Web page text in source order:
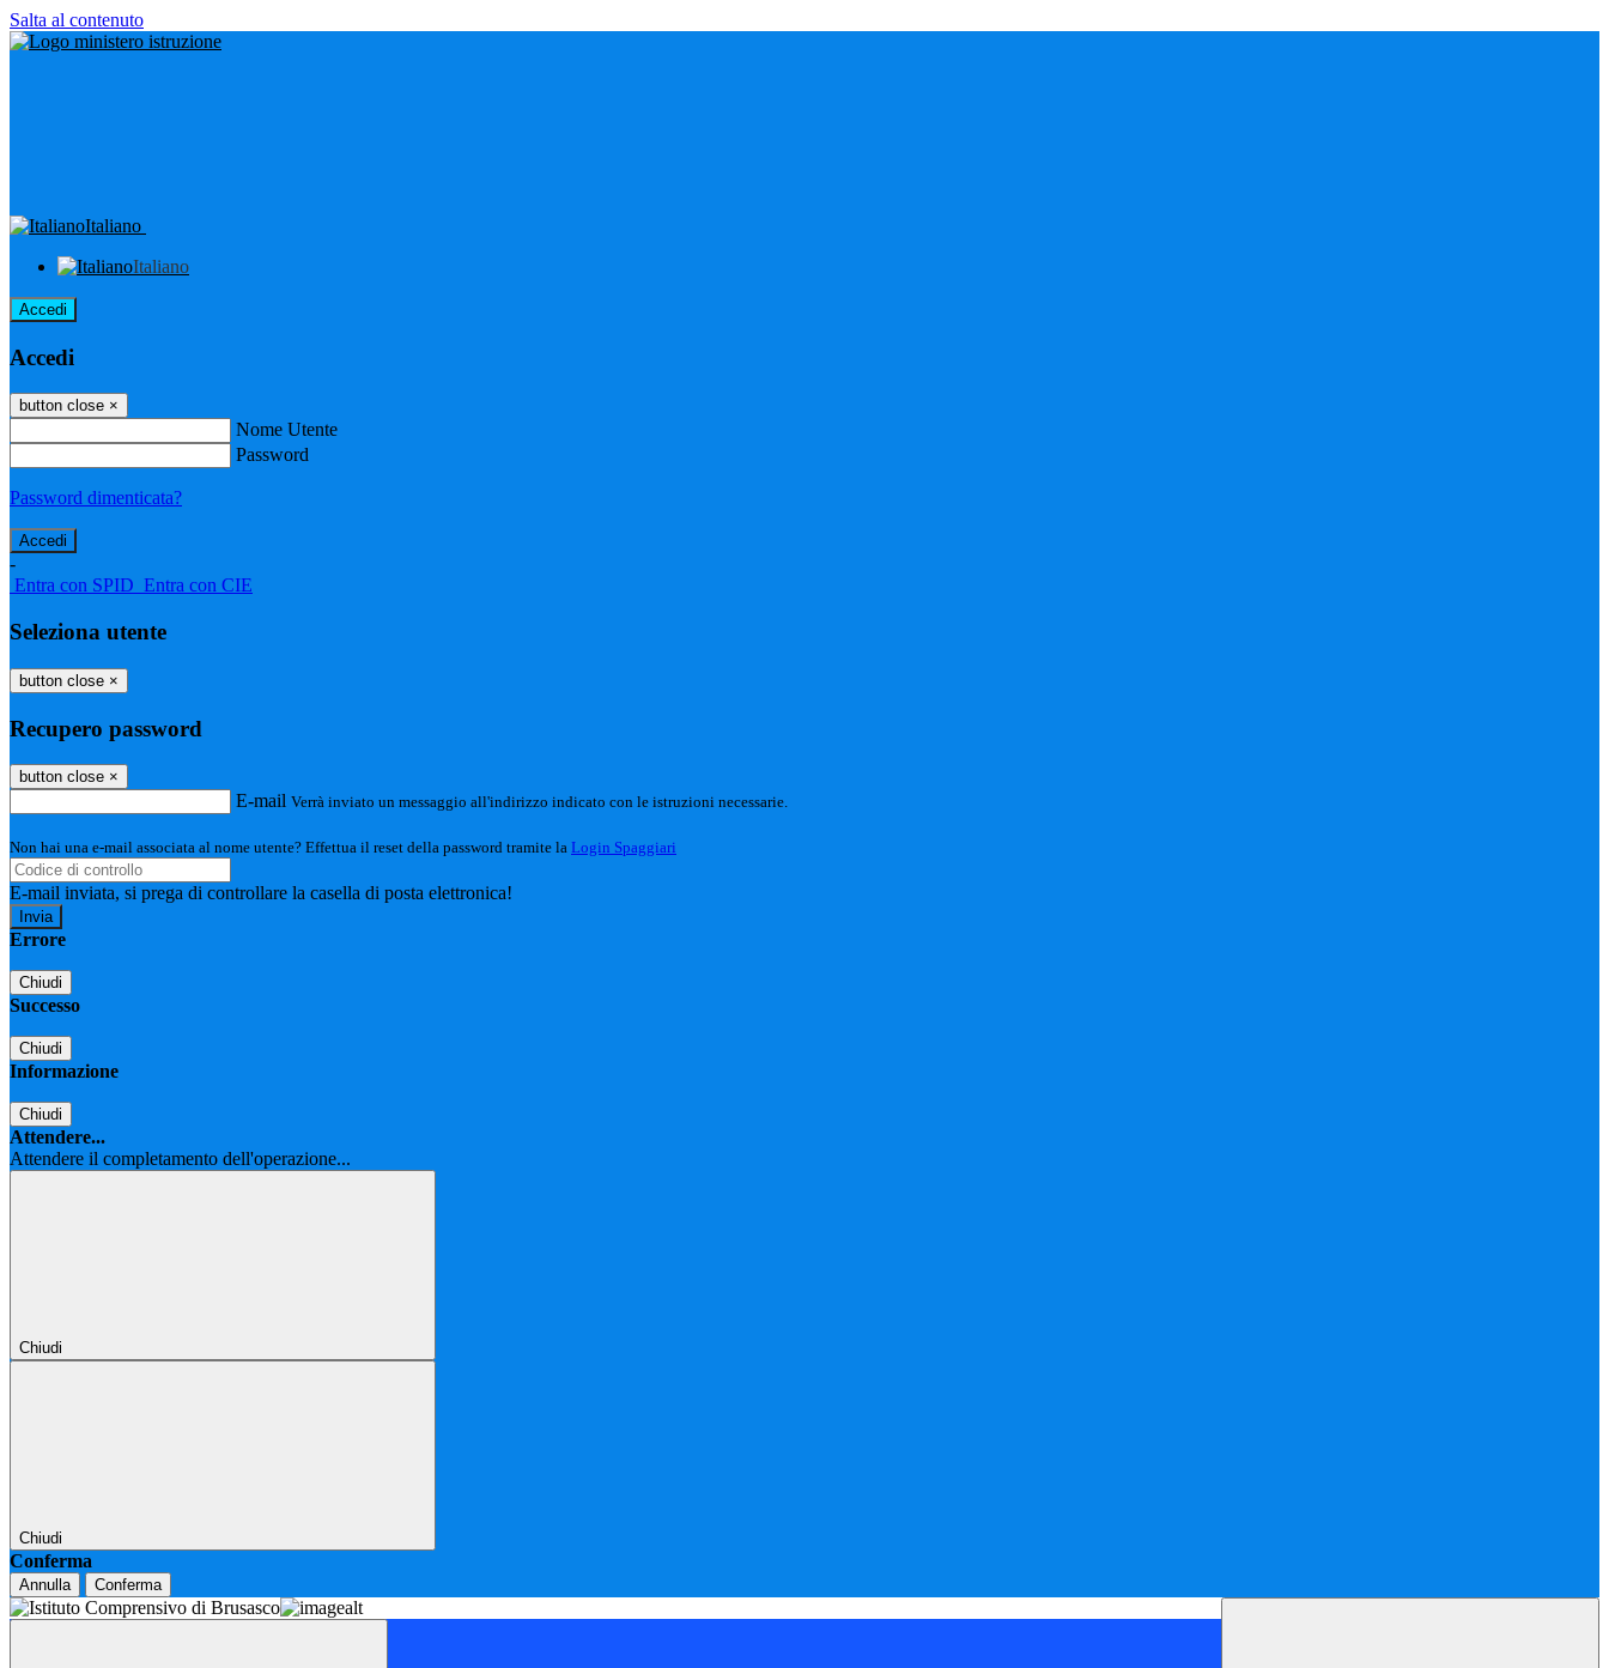
Salta al contenuto
Italiano
Italiano
Accedi
Accedi
button close ×
Nome Utente
Password
Password dimenticata?
-
Entra con SPID Entra con CIE
Seleziona utente
button close ×
Recupero password
button close ×
E-mail Verrà inviato un messaggio all'indirizzo indicato con le istruzioni necessarie.
Non hai una e-mail associata al nome utente? Effettua il reset della password tramite la Login Spaggiari
E-mail inviata, si prega di controllare la casella di posta elettronica!
Errore
Chiudi
Successo
Chiudi
Informazione
Chiudi
Attendere...
Attendere il completamento dell'operazione...
Chiudi
Chiudi
Conferma
Annulla Conferma